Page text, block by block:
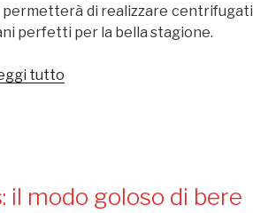
permetterà di realizzare centrifugati
perfetti per la bella stagione.
tutto
il modo goloso di bere